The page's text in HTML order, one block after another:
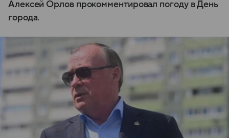
Алексей Орлов прокомментировал погоду в День
города.